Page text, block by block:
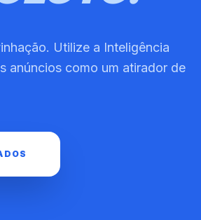
Utilize a Inteligência
anúncios como um atirador de